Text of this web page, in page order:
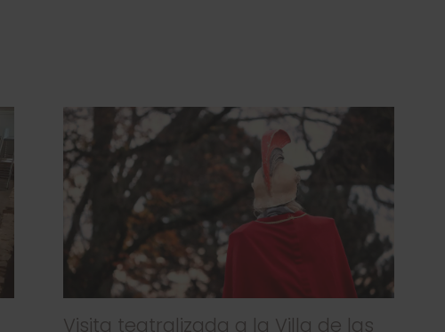
Visita teatralizada a la Villa de las